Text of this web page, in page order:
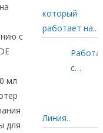
с
мл
для
который
работает на..
с
Линия..